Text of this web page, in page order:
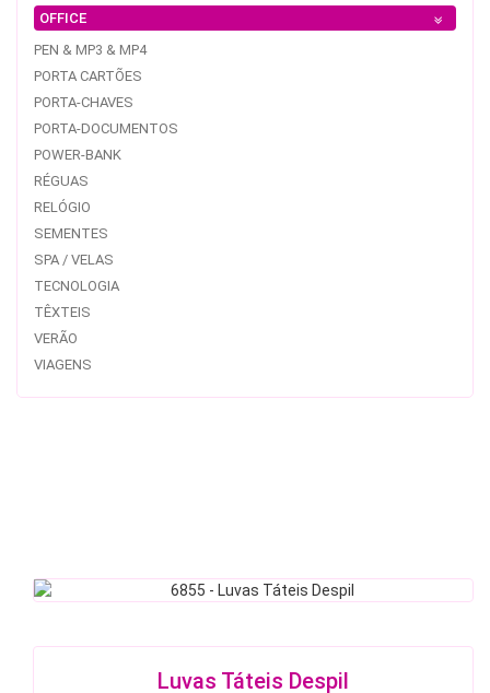
OFFICE
PEN & MP3 & MP4
PORTA CARTÕES
PORTA-CHAVES
PORTA-DOCUMENTOS
POWER-BANK
RÉGUAS
RELÓGIO
SEMENTES
SPA / VELAS
TECNOLOGIA
TÊXTEIS
VERÃO
VIAGENS
Luvas Táteis Despil